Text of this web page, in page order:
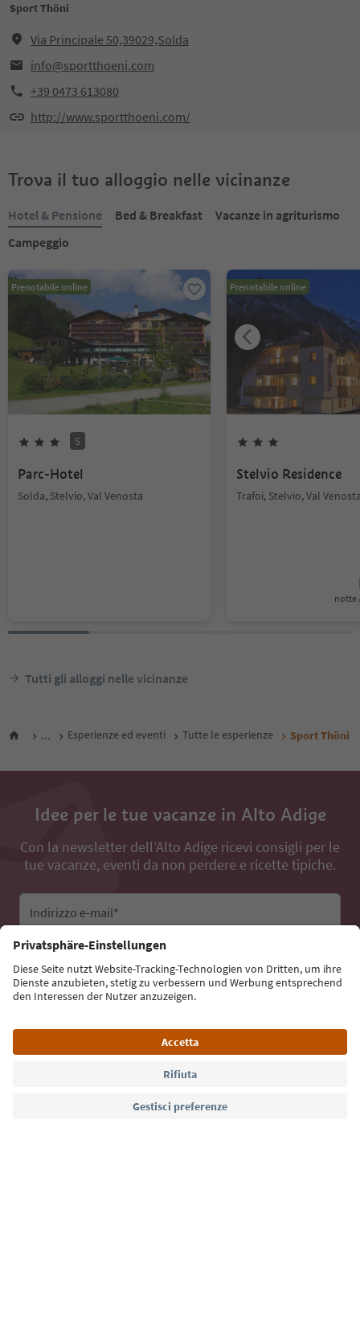
Sport Thöni
Via Principale 50,39029,Solda
info@sportthoeni.com
+39 0473 613080
http://www.sportthoeni.com/
Trova il tuo alloggio nelle vicinanze
Hotel & Pensione Bed & Breakfast
Vacanze in agriturismo
Campeggio
Prenotabile online
S
Parc-Hotel
Solda, Stelvio, Val Venosta
Prenotabile online
Stelvio Residence
Trafoi, Stelvio, Val
notte
Tutti gli alloggi nelle vicinanze
... Esperienze ed eventi Tutte le esperienze Sport Thöni
Idee per le tue vacanze in Alto Adige
Con la newsletter dell’Alto Adige ricevi consigli per le
tue vacanze, eventi da non perdere e ricette tipiche.
Indirizzo e-mail*
Iscriviti alla newsletter